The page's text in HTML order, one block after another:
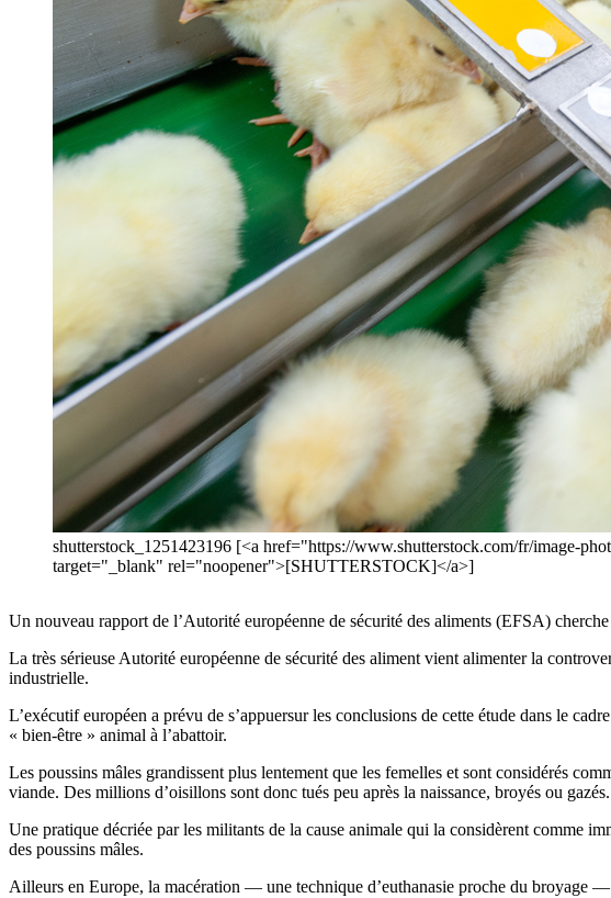
shutterstock_1251423196 [<a href="https://www.shutterstock.com/fr/image-
target="_blank" rel="noopener">[SHUTTERSTOCK]</a>]
Un nouveau rapport de l’Autorité européenne de sécurité des aliments (EFSA)
La très sérieuse Autorité européenne de sécurité des aliment vient alimenter la
industrielle.
L’exécutif européen a prévu de s’appuersur les conclusions de cette étude dans le
« bien-être » animal à l’abattoir.
Les poussins mâles grandissent plus lentement que les femelles et sont considérés
viande. Des millions d’oisillons sont donc tués peu après la naissance, broyés ou gazés.
Une pratique décriée par les militants de la cause animale qui la considèrent comme
des poussins mâles.
Ailleurs en Europe, la macération — une technique d’euthanasie proche du broyage